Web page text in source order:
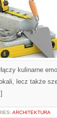
kulinarne
lecz także
ARCHITEKTURA